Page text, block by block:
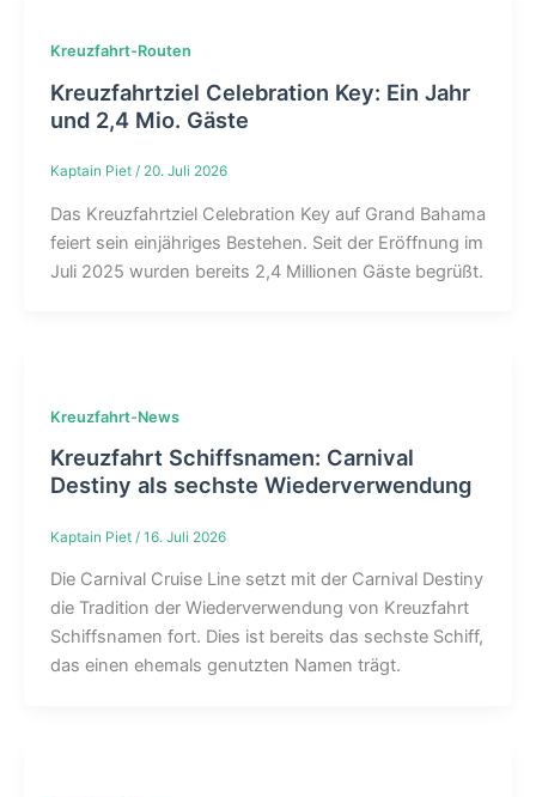
Kreuzfahrt-Routen
Kreuzfahrtziel Celebration Key: Ein Jahr
und 2,4 Mio. Gäste
Kaptain Piet / 20. Juli 2026
Das Kreuzfahrtziel Celebration Key auf Grand Bahama
feiert sein einjähriges Bestehen. Seit der Eröffnung im
Juli 2025 wurden bereits 2,4 Millionen Gäste begrüßt.
Kreuzfahrt-News
Kreuzfahrt Schiffsnamen: Carnival
Destiny als sechste Wiederverwendung
Kaptain Piet / 16. Juli 2026
Die Carnival Cruise Line setzt mit der Carnival Destiny
die Tradition der Wiederverwendung von Kreuzfahrt
Schiffsnamen fort. Dies ist bereits das sechste Schiff,
das einen ehemals genutzten Namen trägt.